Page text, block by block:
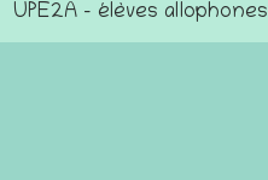
UPE2A – élèves allophones